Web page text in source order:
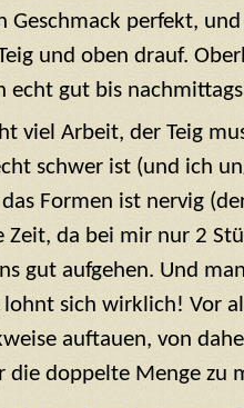
perfekt,
und oben drauf.
echt gut bis
viel Arbeit, der Teig
schwer ist (und ich
Formen ist nervig
Zeit, da bei mir nur 2
gut aufgehen. Und
sich wirklich! Vor
auftauen, von
die doppelte Menge zu